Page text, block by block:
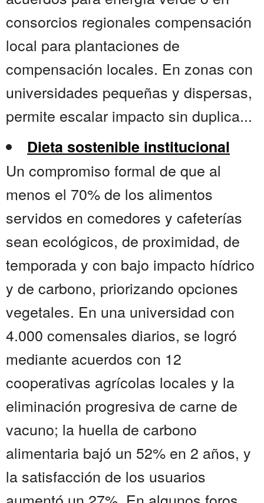
consorcios regionales compensación
local para plantaciones de
compensación locales. En zonas con
universidades pequeñas y dispersas,
permite escalar impacto sin duplica...
Dieta sostenible institucional
Un compromiso formal de que al
menos el 70% de los alimentos
servidos en comedores y cafeterías
sean ecológicos, de proximidad, de
temporada y con bajo impacto hídrico
y de carbono, priorizando opciones
vegetales. En una universidad con
4.000 comensales diarios, se logró
mediante acuerdos con 12
cooperativas agrícolas locales y la
eliminación progresiva de carne de
vacuno; la huella de carbono
alimentaria bajó un 52% en 2 años, y
la satisfacción de los usuarios